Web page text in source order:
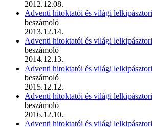
2012.12.08.
Adventi hitoktatói és világi
beszámoló
2013.12.14.
Adventi hitoktatói és világi
beszámoló
2014.12.13.
Adventi hitoktatói és világi
beszámoló
2015.12.12.
Adventi hitoktatói és világi
beszámoló
2016.12.10.
Adventi hitoktatói és világi